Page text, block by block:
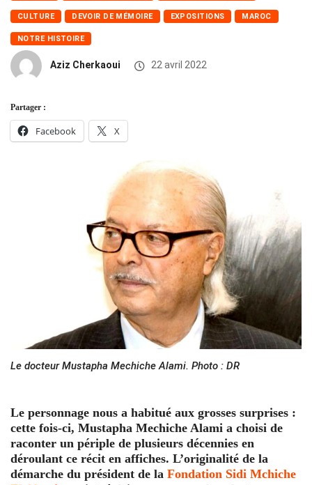
CULTURE DEVOIR DE MÉMOIRE EXPOSITIONS MAROC
NOTRE HISTOIRE
Aziz Cherkaoui 22 avril 2022
Partager :
Facebook X
Le docteur Mustapha Mechiche Alami. Photo : DR
Le personnage nous a habitué aux grosses surprises :
cette fois-ci, Mustapha Mechiche Alami a choisi de
raconter un périple de plusieurs décennies en
déroulant ce récit en affiches. L’originalité de la
démarche du président de la Fondation Sidi Mchiche